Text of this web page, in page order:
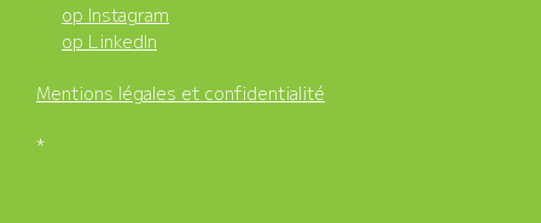
op Instagram
op LinkedIn
Mentions légales et confidentialité
*